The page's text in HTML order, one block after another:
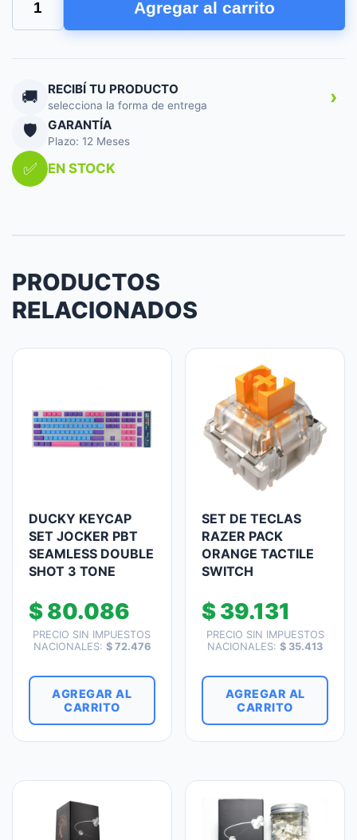
TRUST
ACIRA
GXT867
cantidad
Agregar al carrito
🚚 RECIBÍ TU PRODUCTO
selecciona la forma de entrega ›
🛡️ GARANTÍA
Plazo: 12 Meses
✅ EN STOCK
PRODUCTOS
RELACIONADOS
DUCKY KEYCAP
SET JOCKER PBT
SEAMLESS DOUBLE
SHOT 3 TONE
$80.086
PRECIO SIN IMPUESTOS
NACIONALES: $72.476
AGREGAR AL
CARRITO
SET DE TECLAS
RAZER PACK
ORANGE TACTILE
SWITCH
$39.131
PRECIO SIN IMPUESTOS
NACIONALES:$ 35.413
AGREGAR AL
CARRITO